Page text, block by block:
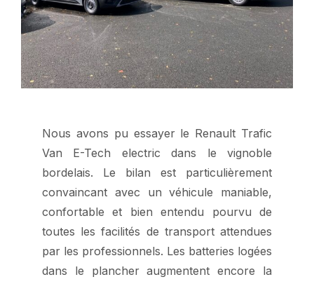
Nous avons pu essayer le Renault Trafic
Van E-Tech electric dans le vignoble
bordelais. Le bilan est particulièrement
convaincant avec un véhicule maniable,
confortable et bien entendu pourvu de
toutes les facilités de transport attendues
par les professionnels. Les batteries logées
dans le plancher augmentent encore la